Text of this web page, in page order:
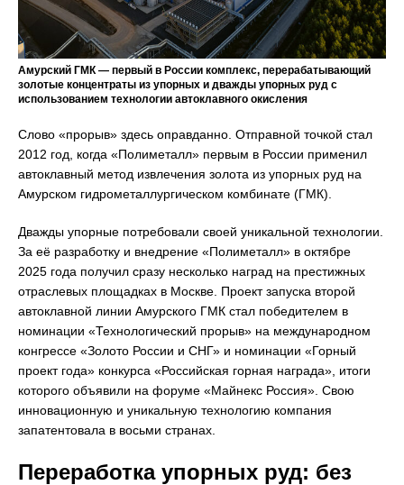
Амурский ГМК — первый в России комплекс, перерабатывающий
золотые концентраты из упорных и дважды упорных руд с
использованием технологии автоклавного окисления
Слово «прорыв» здесь оправданно. Отправной точкой стал
2012 год, когда «Полиметалл» первым в России применил
автоклавный метод извлечения золота из упорных руд на
Амурском гидрометаллургическом комбинате (ГМК).
Дважды упорные потребовали своей уникальной технологии.
За её разработку и внедрение «Полиметалл» в октябре
2025 года получил сразу несколько наград на престижных
отраслевых площадках в Москве. Проект запуска второй
автоклавной линии Амурского ГМК стал победителем в
номинации «Технологический прорыв» на международном
конгрессе «Золото России и СНГ» и номинации «Горный
проект года» конкурса «Российская горная награда», итоги
которого объявили на форуме «Майнекс Россия». Свою
инновационную и уникальную технологию компания
запатентовала в восьми странах.
Переработка упорных руд: без